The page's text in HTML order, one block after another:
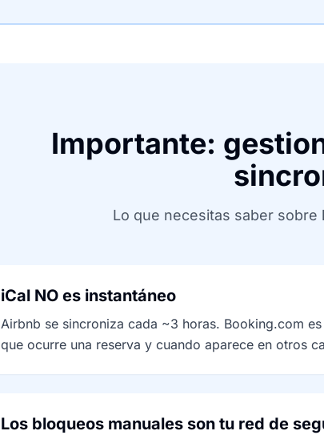
Importante:
Lo que necesitas saber sobre
iCal NO es instantáneo
Airbnb se sincroniza cada ~3 horas. Booking.com
que ocurre una reserva y cuando aparece en otros
Los bloqueos manuales son tu red de